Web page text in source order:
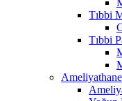
Tıbbi
Tıbbi